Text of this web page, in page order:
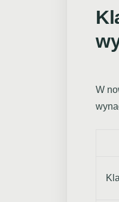
W